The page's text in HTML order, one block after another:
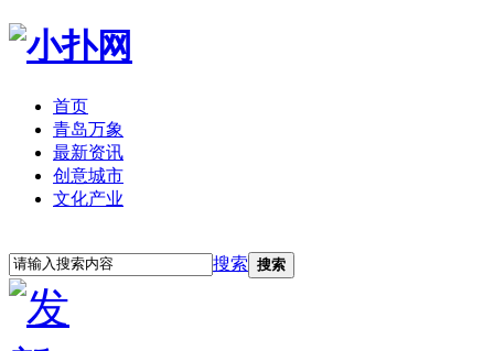
首页
青岛万象
最新资讯
创意城市
文化产业
搜索 搜索